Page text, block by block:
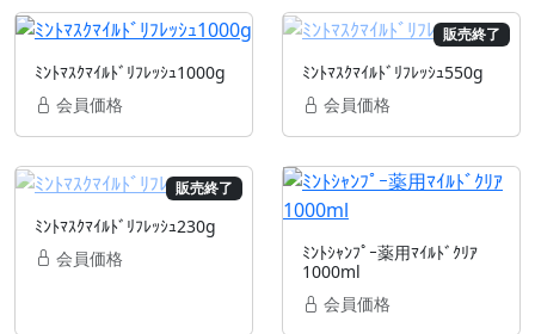
ﾐﾝﾄﾏｽｸﾏｲﾙﾄﾞﾘﾌﾚｯｼｭ1000g
会員価格
販売終了
ﾐﾝﾄﾏｽｸﾏｲﾙﾄﾞﾘﾌﾚｯｼｭ550g
会員価格
販売終了
ﾐﾝﾄﾏｽｸﾏｲﾙﾄﾞﾘﾌﾚｯｼｭ230g
会員価格
ﾐﾝﾄｼｬﾝﾌﾟｰ薬用ﾏｲﾙﾄﾞｸﾘｱ
1000ml
会員価格